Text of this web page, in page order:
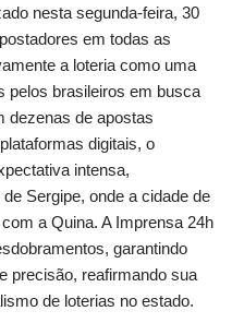
nesta segunda-feira, 30
em todas as
a loteria como uma
pelos brasileiros em busca
dezenas de apostas
digitais, o
intensa,
Sergipe, onde a cidade de
a Quina. A Imprensa 24h
garantindo
precisão, reafirmando sua
de loterias no estado.